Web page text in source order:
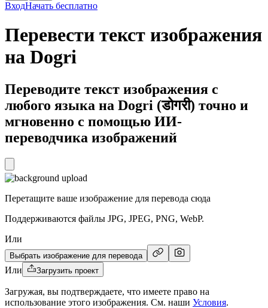
ВходНачать бесплатно
Перевести текст изображения
на Dogri
Переводите текст изображения с
любого языка на Dogri (डोगरी) точно и
мгновенно с помощью ИИ-
переводчика изображений
Перетащите ваше изображение для перевода сюда
Поддерживаются файлы JPG, JPEG, PNG, WebP.
Или
Выбрать изображение для перевода
Или Загрузить проект
Загружая, вы подтверждаете, что имеете право на
использование этого изображения. См. наши Условия.